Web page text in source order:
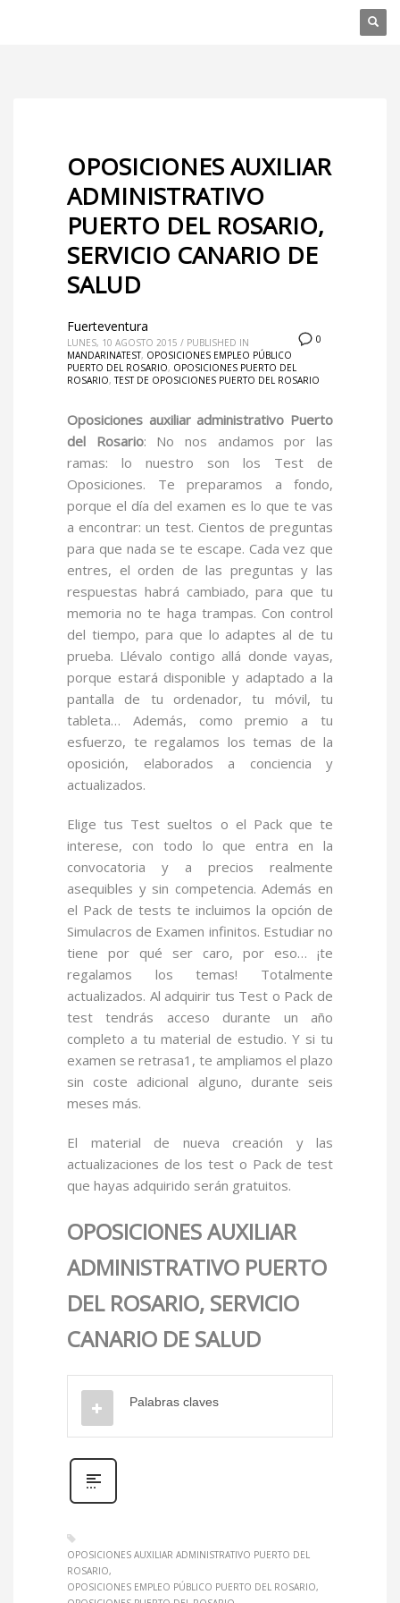
OPOSICIONES AUXILIAR
ADMINISTRATIVO
PUERTO DEL ROSARIO,
SERVICIO CANARIO DE
SALUD
0
Fuerteventura
LUNES, 10 AGOSTO 2015 / PUBLISHED IN
MANDARINATEST, OPOSICIONES EMPLEO PÚBLICO
PUERTO DEL ROSARIO, OPOSICIONES PUERTO DEL
ROSARIO,TEST DE OPOSICIONES PUERTO DEL ROSARIO
Oposiciones auxiliar administrativo Puerto
del Rosario: No nos andamos por las
ramas: lo nuestro son los Test de
Oposiciones. Te preparamos a fondo,
porque el día del examen es lo que te vas
a encontrar: un test. Cientos de preguntas
para que nada se te escape. Cada vez que
entres, el orden de las preguntas y las
respuestas habrá cambiado, para que tu
memoria no te haga trampas. Con control
del tiempo, para que lo adaptes al de tu
prueba. Llévalo contigo allá donde vayas,
porque estará disponible y adaptado a la
pantalla de tu ordenador, tu móvil, tu
tableta… Además, como premio a tu
esfuerzo, te regalamos los temas de la
oposición, elaborados a conciencia y
actualizados.
Elige tus Test sueltos o el Pack que te
interese, con todo lo que entra en la
convocatoria y a precios realmente
asequibles y sin competencia. Además en
el Pack de tests te incluimos la opción de
Simulacros de Examen infinitos. Estudiar no
tiene por qué ser caro, por eso… ¡te
regalamos los temas! Totalmente
actualizados. Al adquirir tus Test o Pack de
test tendrás acceso durante un año
completo a tu material de estudio. Y si tu
examen se retrasa1 , te ampliamos el plazo
sin coste adicional alguno, durante seis
meses más.
El material de nueva creación y las
actualizaciones de los test o Pack de test
que hayas adquirido serán gratuitos.
OPOSICIONES AUXILIAR
ADMINISTRATIVO PUERTO
DEL ROSARIO, SERVICIO
CANARIO DE SALUD
Palabras claves
OPOSICIONES AUXILIAR ADMINISTRATIVO PUERTO DEL
ROSARIO
OPOSICIONES EMPLEO PÚBLICO PUERTO DEL ROSARIO